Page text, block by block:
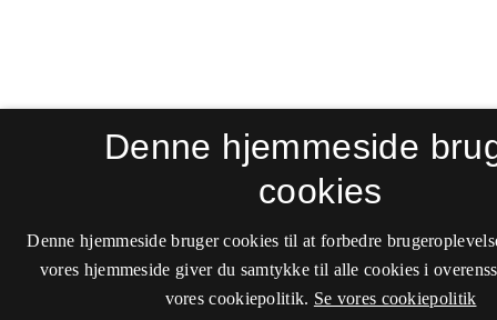
Denne hjemmeside
cookies
Denne hjemmeside bruger cookies til at forbedre
vores hjemmeside giver du samtykke til alle cookies i
vores cookiepolitik. Se vores cookiepolitik